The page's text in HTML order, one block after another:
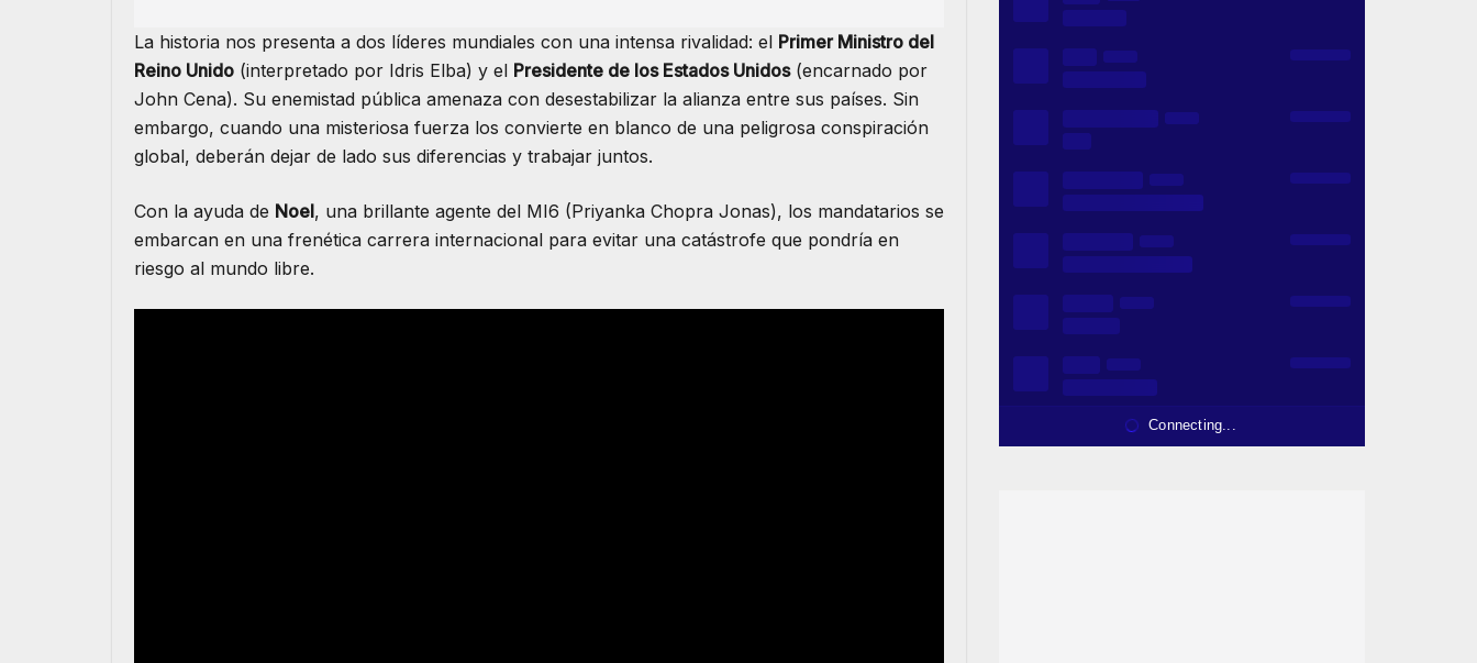
La historia nos presenta a dos líderes mundiales con una intensa rivalidad: el Primer Ministro del
Reino Unido (interpretado por Idris Elba) y el Presidente de los Estados Unidos(encarnado por
John Cena). Su enemistad pública amenaza con desestabilizar la alianza entre sus países. Sin
embargo, cuando una misteriosa fuerza los convierte en blanco de una peligrosa conspiración
global, deberán dejar de lado sus diferencias y trabajar juntos.
Con la ayuda de Noel, una brillante agente del MI6 (Priyanka Chopra Jonas), los mandatarios se
embarcan en una frenética carrera internacional para evitar una catástrofe que pondría en
riesgo al mundo libre.